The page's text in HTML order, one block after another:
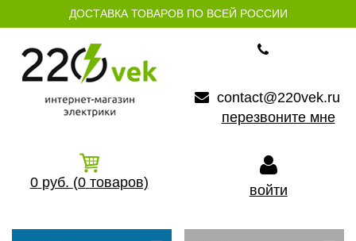
ДОСТАВКА ТОВАРОВ ПО ВСЕЙ РОССИИ
contact@220vek.ru
перезвоните мне
0 руб. (0 товаров) войти